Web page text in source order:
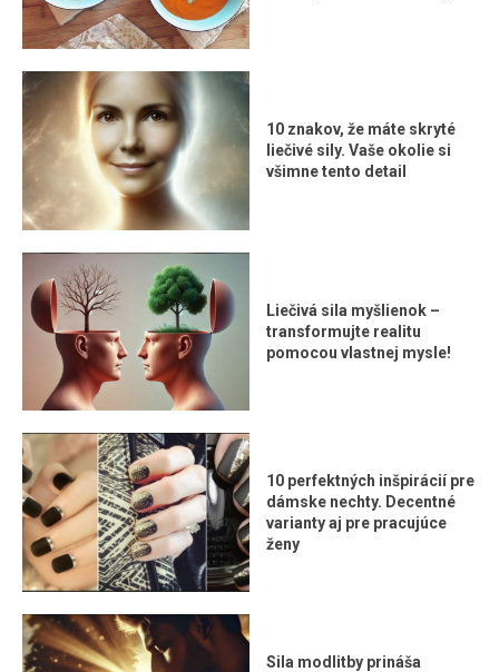
10 znakov, že máte skryté
liečivé sily. Vaše okolie si
všimne tento detail
Liečivá sila myšlienok –
transformujte realitu
pomocou vlastnej mysle!
10 perfektných inšpirácií pre
dámske nechty. Decentné
varianty aj pre pracujúce
ženy
Sila modlitby prináša